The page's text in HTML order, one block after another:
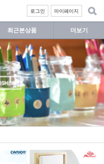
마이페이지
로그인
최근본상품 더보기